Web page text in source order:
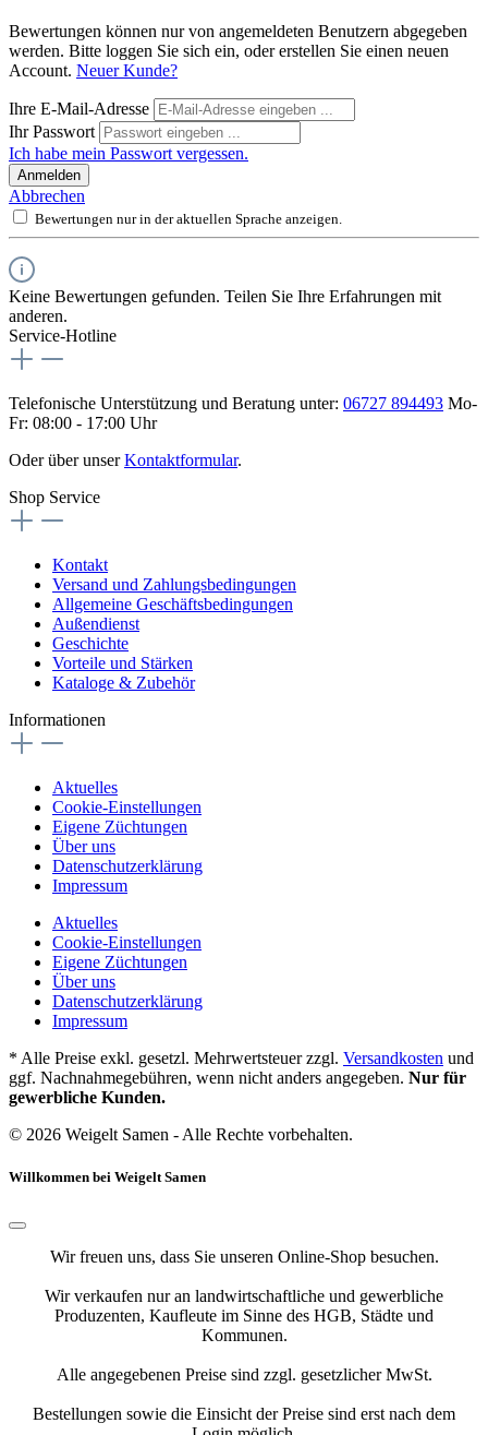
Bewertungen können nur von angemeldeten Benutzern abgegeben
werden. Bitte loggen Sie sich ein, oder erstellen Sie einen neuen
Account. Neuer Kunde?
Ihre E-Mail-Adresse
Ihr Passwort
Ich habe mein Passwort vergessen.
Anmelden
Abbrechen
Bewertungen nur in der aktuellen Sprache anzeigen.
Keine Bewertungen gefunden. Teilen Sie Ihre Erfahrungen mit
anderen.
Service-Hotline
Telefonische Unterstützung und Beratung unter: 06727 894493 Mo-
Fr: 08:00 - 17:00 Uhr
Oder über unserKontaktformular.
Shop Service
Kontakt
Versand und Zahlungsbedingungen
Allgemeine Geschäftsbedingungen
Außendienst
Geschichte
Vorteile und Stärken
Kataloge & Zubehör
Informationen
Aktuelles
Cookie-Einstellungen
Eigene Züchtungen
Über uns
Datenschutzerklärung
Impressum
Aktuelles
Cookie-Einstellungen
Eigene Züchtungen
Über uns
Datenschutzerklärung
Impressum
* Alle Preise exkl. gesetzl. Mehrwertsteuer zzgl. Versandkosten und
ggf. Nachnahmegebühren, wenn nicht anders angegeben. Nur für
gewerbliche Kunden.
© 2026 Weigelt Samen - Alle Rechte vorbehalten.
Willkommen bei Weigelt Samen
Wir freuen uns, dass Sie unseren Online-Shop besuchen.
Wir verkaufen nur an landwirtschaftliche und gewerbliche
Produzenten, Kaufleute im Sinne des HGB, Städte und
Kommunen.
Alle angegebenen Preise sind zzgl. gesetzlicher MwSt.
Bestellungen sowie die Einsicht der Preise sind erst nach dem